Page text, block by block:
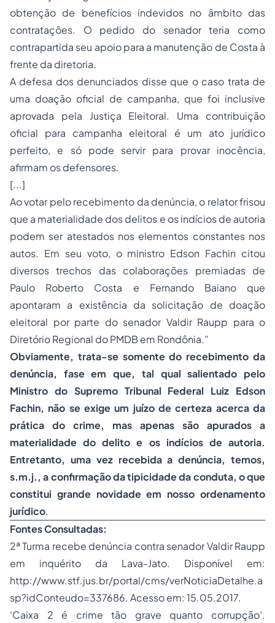
obtenção de benefícios indevidos no âmbito das
contratações. O pedido do senador teria como
contrapartida seu apoio para a manutenção de Costa à
frente da diretoria.
A defesa dos denunciados disse que o caso trata de
uma doação oficial de campanha, que foi inclusive
aprovada pela Justiça Eleitoral. Uma contribuição
oficial para campanha eleitoral é um ato jurídico
perfeito, e só pode servir para provar inocência,
afirmam os defensores.
[...]
Ao votar pelo recebimento da denúncia, o relator frisou
que a materialidade dos delitos e os indícios de autoria
podem ser atestados nos elementos constantes nos
autos. Em seu voto, o ministro Edson Fachin citou
diversos trechos das colaborações premiadas de
Paulo Roberto Costa e Fernando Baiano que
apontaram a existência da solicitação de doação
eleitoral por parte do senador Valdir Raupp para o
Diretório Regional do PMDB em Rondônia.”
Obviamente, trata-se somente do recebimento da
denúncia, fase em que, tal qual salientado pelo
Ministro do Supremo Tribunal Federal Luiz Edson
Fachin, não se exige um juízo de certeza acerca da
prática do crime, mas apenas são apurados a
materialidade do delito e os indícios de autoria.
Entretanto, uma vez recebida a denúncia, temos,
s.m.j., a confirmação da tipicidade da conduta, o que
constitui grande novidade em nosso ordenamento
jurídico.
Fontes Consultadas:
2ª Turma recebe denúncia contra senador Valdir Raupp
em inquérito da Lava-Jato. Disponível em:
http://www.stf.jus.br/portal/cms/verNoticiaDetalhe.a
sp?idConteudo=337686. Acesso em: 15.05.2017.
‘Caixa 2 é crime tão grave quanto corrupção’.